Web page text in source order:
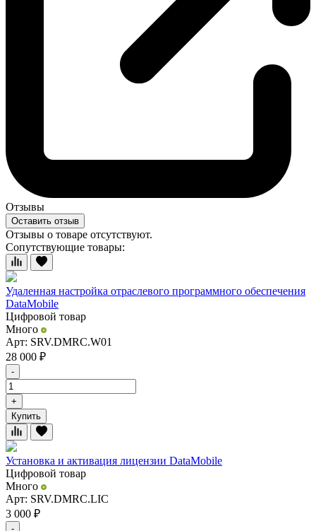
Отзывы
Оставить отзыв
Отзывы о товаре отсутствуют.
Сопутствующие товары:
Удаленная настройка отраслевого программного обеспечения
DataMobile
Цифровой товар
Много
Арт: SRV.DMRC.W01
28 000 ₽
-
+
Купить
Установка и активация лицензии DataMobile
Цифровой товар
Много
Арт: SRV.DMRC.LIC
3 000 ₽
-